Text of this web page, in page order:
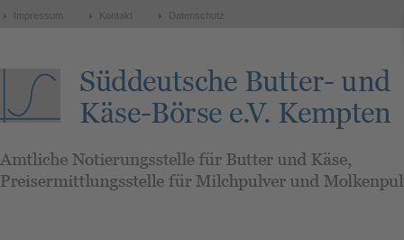
Impressum Kontakt Datenschutz